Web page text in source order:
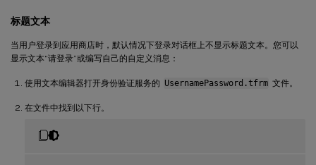
标题文本
当用户登录到应用商店时，默认情况下登录对话框上不显示标题文本。您可以
显示文本“请登录”或编写自己的自定义消息：
使用文本编辑器打开身份验证服务的 UsernamePassword.tfrm 文件。
在文件中找到以下行。